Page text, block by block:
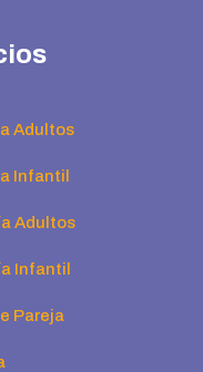
Adultos
Infantil
Adultos
Infantil
Pareja